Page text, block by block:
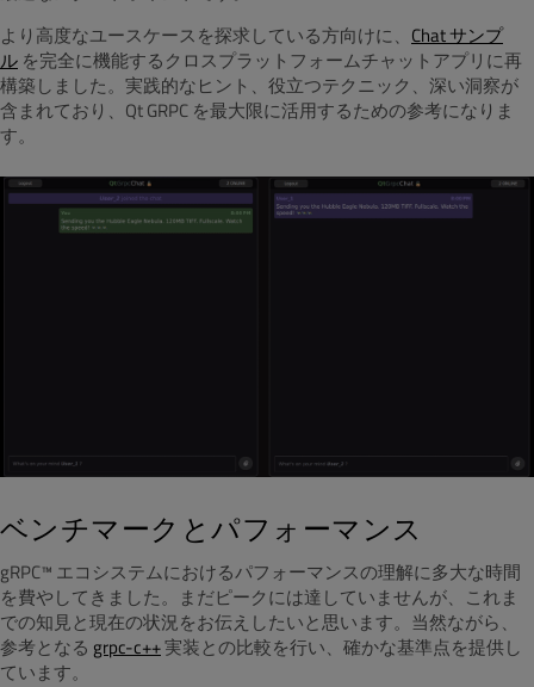
より高度なユースケースを探求している方向けに、 Chat サンプ
ル を完全に機能するクロスプラットフォームチャットアプリに再
構築しました。実践的なヒント、役立つテクニック、深い洞察が
含まれており、Qt GRPC を最大限に活用するための参考になりま
す。
ベンチマークとパフォーマンス
gRPC™ エコシステムにおけるパフォーマンスの理解に多大な時間
を費やしてきました。まだピークには達していませんが、これま
での知見と現在の状況をお伝えしたいと思います。当然ながら、
参考となる grpc-c++実装との比較を行い、確かな基準点を提供し
ています。